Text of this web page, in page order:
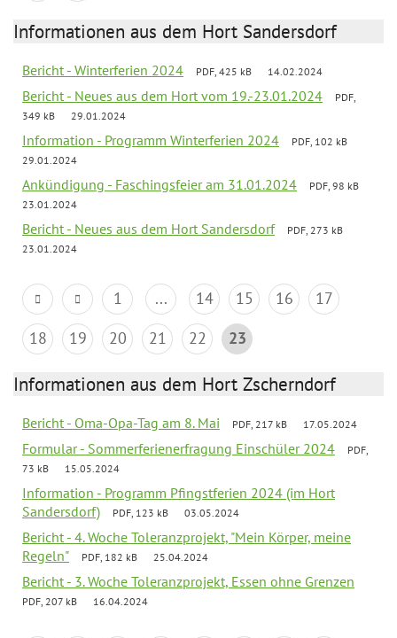
Informationen aus dem Hort Sandersdorf
Bericht - Winterferien 2024 PDF, 425 kB 14.02.2024
Bericht - Neues aus dem Hort vom 19.-23.01.2024
PDF,
349 kB
29.01.2024
Information - Programm Winterferien 2024
PDF, 102 kB
29.01.2024
Ankündigung - Faschingsfeier am 31.01.2024
PDF, 98 kB
23.01.2024
Bericht - Neues aus dem Hort Sandersdorf
PDF, 273 kB
23.01.2024
1 ... 14 15 16
17
18
19 20 21 22 23
Informationen aus dem Hort Zscherndorf
Bericht - Oma-Opa-Tag am 8. Mai PDF, 217 kB 17.05.2024
Formular - Sommerferienerfragung Einschüler 2024
PDF,
73 kB
15.05.2024
Information - Programm Pfingstferien 2024 (im Hort
Sandersdorf)
PDF, 123 kB 03.05.2024
Bericht - 4. Woche Toleranzprojekt, "Mein Körper, meine
Regeln"
PDF, 182 kB 25.04.2024
Bericht - 3. Woche Toleranzprojekt, Essen ohne Grenzen
PDF, 207 kB 16.04.2024